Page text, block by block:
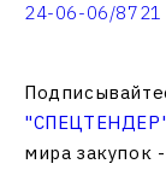
24-06-06/8721
мира закупок -